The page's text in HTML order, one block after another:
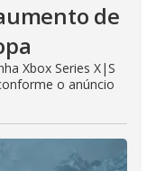
de
Xbox Series X|S
o anúncio